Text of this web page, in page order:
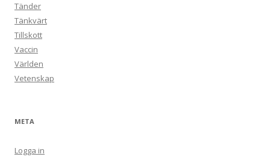
Tänder
Tänkvärt
Tillskott
Vaccin
Världen
Vetenskap
META
Logga in